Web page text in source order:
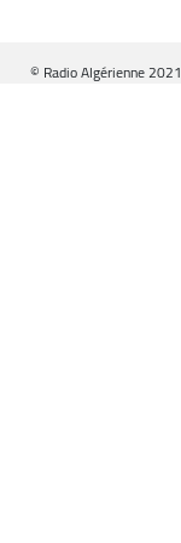
© Radio Algérienne 2021